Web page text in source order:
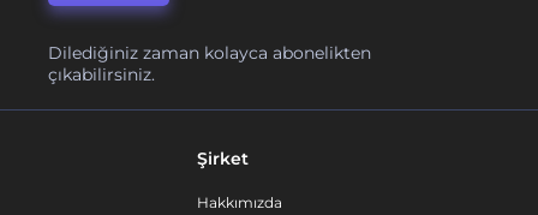
Dilediğiniz zaman kolayca abonelikten
çıkabilirsiniz.
Şirket
Hakkımızda